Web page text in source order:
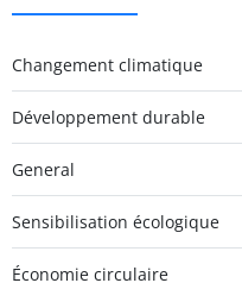
Changement climatique
Développement durable
General
Sensibilisation écologique
Économie circulaire